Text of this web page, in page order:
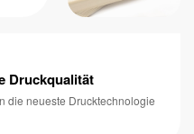
Druckqualität
die neueste Drucktechnologie